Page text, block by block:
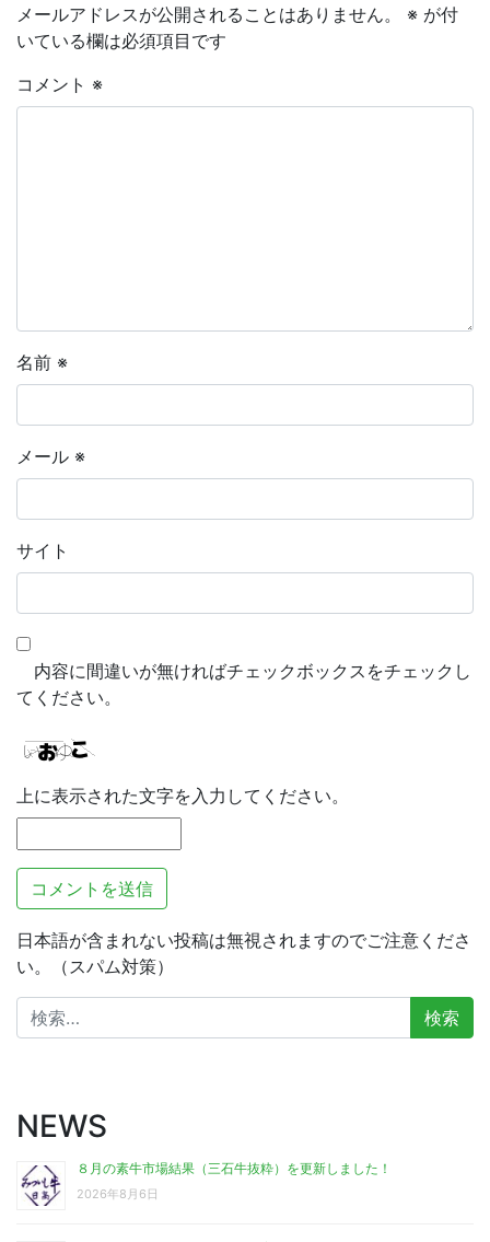
メールアドレスが公開されることはありません。 ※ が付
いている欄は必須項目です
コメント ※
名前 ※
メール ※
サイト
内容に間違いが無ければチェックボックスをチェックし
てください。
上に表示された文字を入力してください。
日本語が含まれない投稿は無視されますのでご注意くださ
い。（スパム対策）
検
索:
NEWS
８月の素牛市場結果（三石牛抜粋）を更新しました！
2026年8月6日